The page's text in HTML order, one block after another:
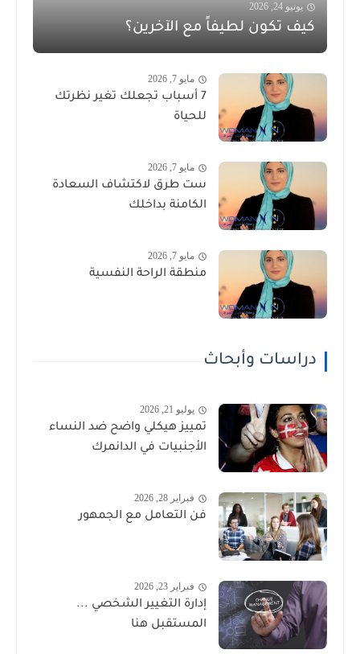
يونيو 24, 2026
كيف تكون لطيفاً مع الآخرين؟
مايو 7, 2026
7 أسباب تجعلك تغير نظرتك
للحياة
مايو 7, 2026
ست طرق لاكتشاف السعادة
الكامنة بداخلك
مايو 7, 2026
منطقة الراحة النفسية
دراسات وأبحاث
يوليو 21, 2026
تمييز هيكلي واضح ضد النساء
الأجنبيات في الدانمرك
فبراير 28, 2026
فن التعامل مع الجمهور
فبراير 23, 2026
إدارة التغيير الشخصي ...
المستقبل هنا